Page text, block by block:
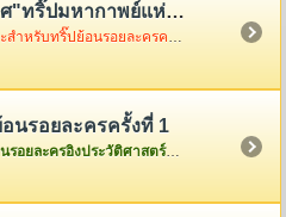
ปมหากาพย์แห่งอโยธยา"
ผ่านพ้นไปแล้วนะคะสำหรับทริ๊ปย้อนรอยละครครั้งที่ 2 เมื่อวันอาทิตย์ที่ 3 ธันวา ซึ่งในวันนั้นอากาศค่อนข้างเป็นใจไม่ค่อยร้อนมากอย่างที่คิดแต่ความสนุกจะร้อนแรงขนาดไหนต้องคริ๊กเข้าไปดูภาพกันเองค่ะ
นรอยละครครั้งที่ 1
หลังจากไปเที่ยวย้อนรอยละครอิงประวัติศาสตร์ที่จังหวัดพระนครศรีอยุธยาครั้งแรกกันกลับมาแล้ว ก็เอาภาพกลับมาให้ดูเล่าสู่กันฟัง ใครเป็นใครก็ดูกันเอาเองก็แล้วกันนะคะ